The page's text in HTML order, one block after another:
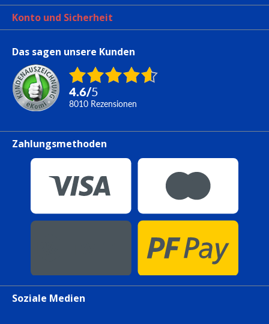
Konto und Sicherheit
Das sagen unsere Kunden
4.6/5
8010 Rezensionen
Zahlungsmethoden
Soziale Medien